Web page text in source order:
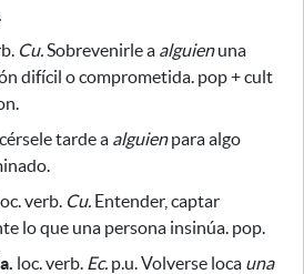
Cu.Sobrevenirle a alguienuna
difícil o comprometida. pop + cult
tarde a alguien para algo
.
verb. Cu. Entender, captar
lo que una persona insinúa. pop.
loc. verb. Ec. p.u. Volverse loca una